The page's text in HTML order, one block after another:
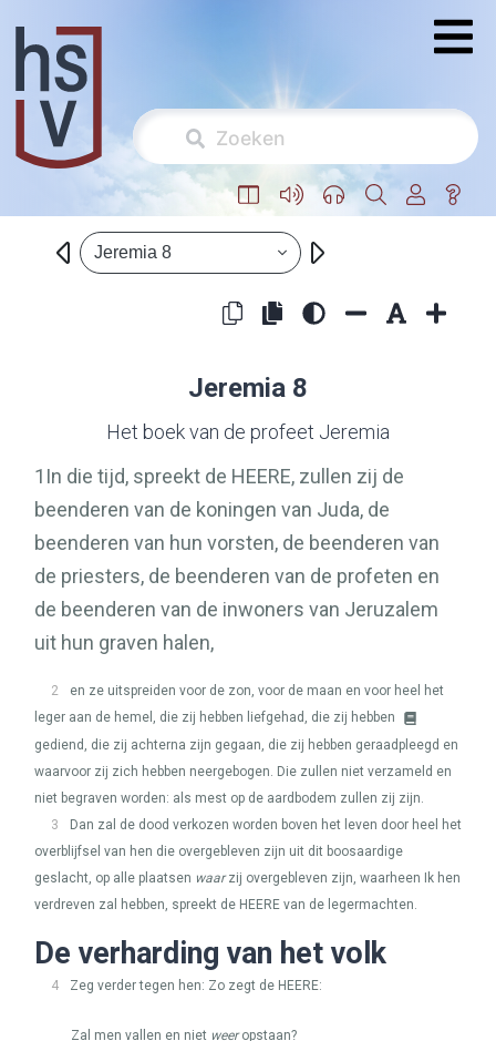
Jeremia 8
Jeremia 8
Het boek van de profeet Jeremia
1 In die tijd, spreekt de HEERE, zullen zij de
beenderen van de koningen van Juda, de
beenderen van hun vorsten, de beenderen van
de priesters, de beenderen van de profeten en
de beenderen van de inwoners van Jeruzalem
uit hun graven halen,
2
en ze uitspreiden voor de zon, voor de maan en voor heel het
leger aan de hemel, die zij hebben liefgehad, die zij hebben
gediend, die zij achterna zijn gegaan, die zij hebben geraadpleegd en
waarvoor zij zich hebben neergebogen. Die zullen niet verzameld en
niet begraven worden: als mest op de aardbodem zullen zij zijn.
3
Dan zal de dood verkozen worden boven het leven door heel het
overblijfsel van hen die overgebleven zijn uit dit boosaardige
geslacht, op alle plaatsen waarzij overgebleven zijn, waarheen Ik hen
verdreven zal hebben, spreekt de HEERE van de legermachten.
De verharding van het volk
4 Zeg verder tegen hen: Zo zegt de HEERE:
Zal men vallen en niet weeropstaan?